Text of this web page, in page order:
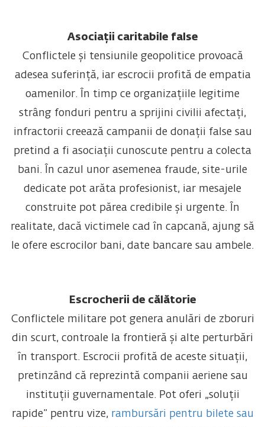
Asociații caritabile false
Conflictele și tensiunile geopolitice provoacă
adesea suferință, iar escrocii profită de empatia
oamenilor. În timp ce organizațiile legitime
strâng fonduri pentru a sprijini civilii afectați,
infractorii creează campanii de donații false sau
pretind a fi asociații cunoscute pentru a colecta
bani.
În cazul unor asemenea fraude, site-urile
dedicate pot arăta profesionist, iar mesajele
construite pot părea credibile și urgente. În
realitate, dacă victimele cad în capcană, ajung să
le ofere escrocilor bani, date bancare sau ambele.
Escrocherii de călătorie
Conflictele militare pot genera anulări de zboruri
din scurt, controale la frontieră și alte perturbări
în transport. Escrocii profită de aceste situații,
pretinzând că reprezintă companii aeriene sau
instituții guvernamentale. Pot oferi „soluții
rapide” pentru vize, rambursări pentru bilete sau